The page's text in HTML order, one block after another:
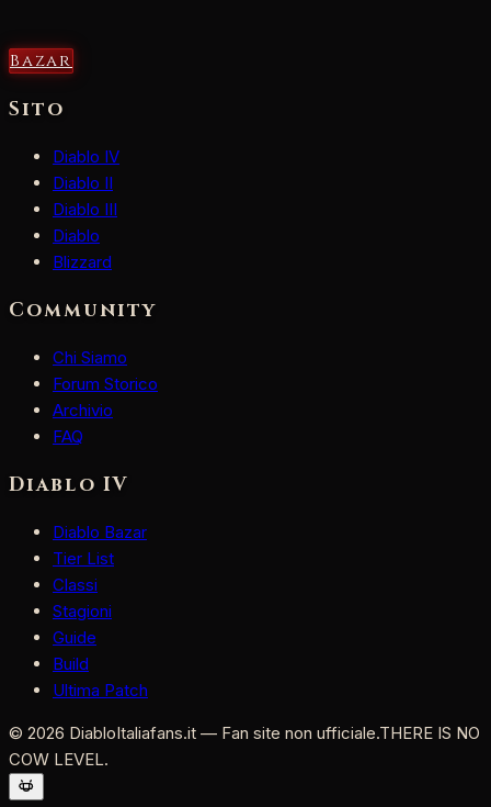
Bazar
Sito
Diablo IV
Diablo II
Diablo III
Diablo
Blizzard
Community
Chi Siamo
Forum Storico
Archivio
FAQ
Diablo IV
Diablo Bazar
Tier List
Classi
Stagioni
Guide
Build
Ultima Patch
© 2026 DiabloItaliafans.it — Fan site non ufficiale.THERE IS NO
COW LEVEL.